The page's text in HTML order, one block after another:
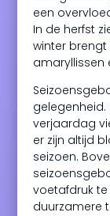
een
In de herfst
winter
amaryllissen
gelegenheid.
verjaardag
er zijn altijd
seizoen.
voetafdruk
duurzamere